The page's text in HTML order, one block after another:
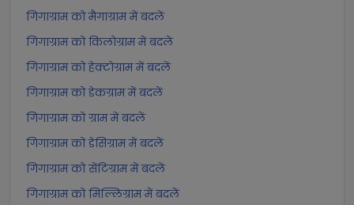
गिगाग्राम को मैगाग्राम में बदलें
गिगाग्राम को किलोग्राम में बदलें
गिगाग्राम को हेक्टोग्राम में बदलें
गिगाग्राम को डेकग्राम में बदलें
गिगाग्राम को ग्राम में बदलें
गिगाग्राम को डेसिग्राम में बदलें
गिगाग्राम को सेंटिग्राम में बदलें
गिगाग्राम को मिल्लिग्राम में बदलें